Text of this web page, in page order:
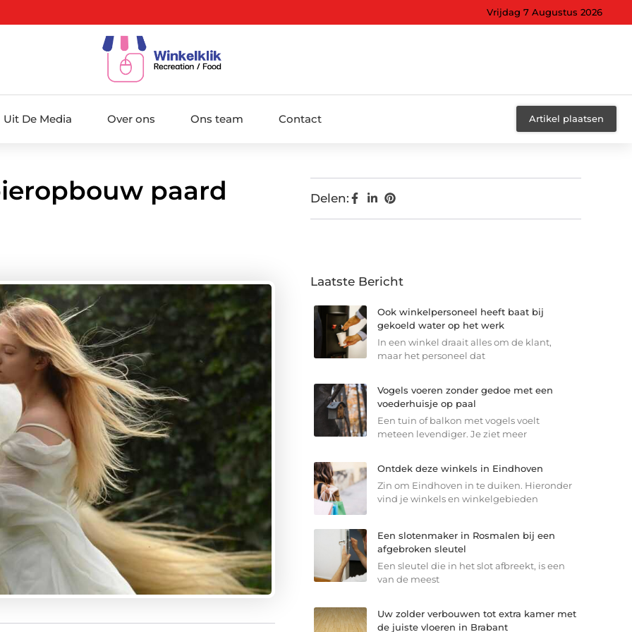
Vrijdag 7 Augustus 2026
Uit De Media Over ons Ons team Contact Artikel plaatsen
paard Delen:
Laatste Bericht
Ook winkelpersoneel heeft baat bij
gekoeld water op het werk
In een winkel draait alles om de klant,
maar het personeel dat
Vogels voeren zonder gedoe met een
voederhuisje op paal
Een tuin of balkon met vogels voelt
meteen levendiger. Je ziet meer
Ontdek deze winkels in Eindhoven
Zin om Eindhoven in te duiken. Hieronder
vind je winkels en winkelgebieden
Een slotenmaker in Rosmalen bij een
afgebroken sleutel
Een sleutel die in het slot afbreekt, is een
van de meest
Uw zolder verbouwen tot extra kamer met
de juiste vloeren in Brabant